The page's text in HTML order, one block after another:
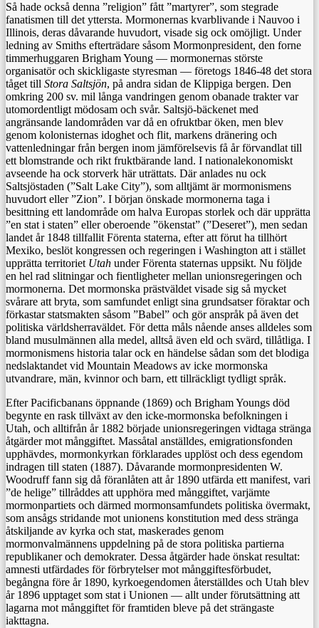
Så hade också denna ”religion” fått ”martyrer”, som stegrade
fanatismen till det yttersta. Mormonernas kvarblivande i Nauvoo i
Illinois, deras dåvarande huvudort, visade sig ock omöjligt. Under
ledning av Smiths efterträdare såsom Mormonpresident, den forne
timmerhuggaren Brigham Young — mormonernas störste
organisatör och skickligaste styresman — företogs 1846-48 det stora
tåget till Stora Saltsjön, på andra sidan de Klippiga bergen. Den
omkring 200 sv. mil långa vandringen genom obanade trakter var
utomordentligt mödosam och svår. Saltsjö-bäckenet med
angränsande landområden var då en ofruktbar öken, men blev
genom kolonisternas idoghet och flit, markens dränering och
vattenledningar från bergen inom jämförelsevis få år förvandlat till
ett blomstrande och rikt fruktbärande land. I nationalekonomiskt
avseende ha ock storverk här uträttats. Där anlades nu ock
Saltsjöstaden (”Salt Lake City”), som alltjämt är mormonismens
huvudort eller ”Zion”. I början önskade mormonerna taga i
besittning ett landområde om halva Europas storlek och där upprätta
”en stat i staten” eller oberoende ”ökenstat” (”Deseret”), men sedan
landet år 1848 tillfallit Förenta staterna, efter att förut ha tillhört
Mexiko, beslöt kongressen och regeringen i Washington att i stället
upprätta territoriet Utah under Förenta staternas uppsikt. Nu följde
en hel rad slitningar och fientligheter mellan unionsregeringen och
mormonerna. Det mormonska prästväldet visade sig så mycket
svårare att bryta, som samfundet enligt sina grundsatser föraktar och
förkastar statsmakten såsom ”Babel” och gör anspråk på även det
politiska världsherraväldet. För detta måls nående anses alldeles som
bland musulmännen alla medel, alltså även eld och svärd, tillåtliga. I
mormonismens historia talar ock en händelse sådan som det blodiga
nedslaktandet vid Mountain Meadows av icke mormonska
utvandrare, män, kvinnor och barn, ett tillräckligt tydligt språk.
Efter Pacificbanans öppnande (1869) och Brigham Youngs död
begynte en rask tillväxt av den icke-mormonska befolkningen i
Utah, och alltifrån år 1882 började unionsregeringen vidtaga stränga
åtgärder mot månggiftet. Massåtal anställdes, emigrationsfonden
upphävdes, mormonkyrkan förklarades upplöst och dess egendom
indragen till staten (1887). Dåvarande mormonpresidenten W.
Woodruff fann sig då föranlåten att år 1890 utfärda ett manifest, vari
”de helige” tillråddes att upphöra med månggiftet, varjämte
mormonpartiets och därmed mormonsamfundets politiska övermakt,
som ansågs stridande mot unionens konstitution med dess stränga
åtskiljande av kyrka och stat, maskerades genom
mormonvalmännens uppdelning på de stora politiska partierna
republikaner och demokrater. Dessa åtgärder hade önskat resultat:
amnesti utfärdades för förbrytelser mot månggiftesförbudet,
begångna före år 1890, kyrkoegendomen återställdes och Utah blev
år 1896 upptaget som stat i Unionen — allt under förutsättning att
lagarna mot månggiftet för framtiden bleve på det strängaste
iakttagna.